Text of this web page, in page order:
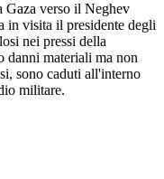
Gaza verso il Neghev
in visita il presidente degli
nei pressi della
danni materiali ma non
sono caduti all'interno
militare.